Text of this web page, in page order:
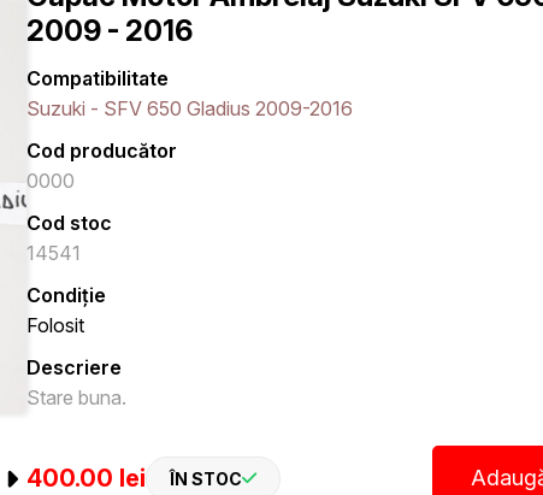
2009 - 2016
Compatibilitate
Suzuki - SFV 650 Gladius 2009-2016
Cod producător
0000
Cod stoc
14541
Condiție
Folosit
Descriere
Stare buna.
400.00 lei ÎN STOC